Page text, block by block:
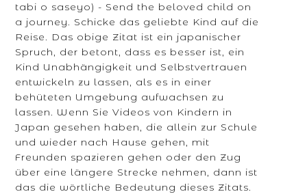
tabi o saseyo) - Send the beloved child on
a journey. Schicke das geliebte Kind auf die
Reise. Das obige Zitat ist ein japanischer
Spruch, der betont, dass es besser ist, ein
Kind Unabhängigkeit und Selbstvertrauen
entwickeln zu lassen, als es in einer
behüteten Umgebung aufwachsen zu
lassen. Wenn Sie Videos von Kindern in
Japan gesehen haben, die allein zur Schule
und wieder nach Hause gehen, mit
Freunden spazieren gehen oder den Zug
über eine längere Strecke nehmen, dann ist
das die wörtliche Bedeutung dieses Zitats.